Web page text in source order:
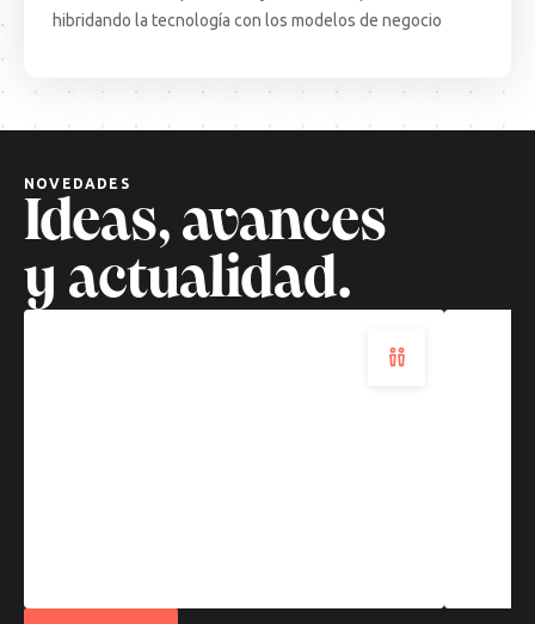
hibridando la tecnología con los modelos de negocio
NOVEDADES
Ideas, avances
y actualidad.
soluciones
un
paradigma
tecnológico
más